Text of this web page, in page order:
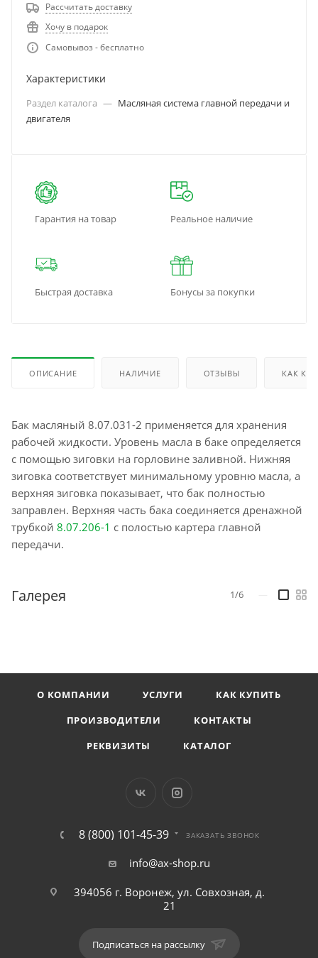
Рассчитать доставку
Хочу в подарок
Самовывоз - бесплатно
Характеристики
Раздел каталога — Масляная система главной передачи и
двигателя
Гарантия на товар Реальное наличие
Быстрая доставка Бонусы за покупки
ОПИСАНИЕ НАЛИЧИЕ ОТЗЫВЫ КАК
Бак масляный 8.07.031-2 применяется для хранения
рабочей жидкости. Уровень масла в баке определяется
с помощью зиговки на горловине заливной. Нижняя
зиговка соответствует минимальному уровню масла, а
верхняя зиговка показывает, что бак полностью
заправлен. Верхняя часть бака соединяется дренажной
трубкой 8.07.206-1 с полостью картера главной
передачи.
Галерея 1/6
О КОМПАНИИ УСЛУГИ
КАК КУПИТЬ
ПРОИЗВОДИТЕЛИ
КОНТАКТЫ
РЕКВИЗИТЫ
КАТАЛОГ
8 (800) 101-45-39 ЗАКАЗАТЬ ЗВОНОК
info@ax-shop.ru
394056 г. Воронеж, ул. Совхозная, д.
21
Подписаться на рассылку